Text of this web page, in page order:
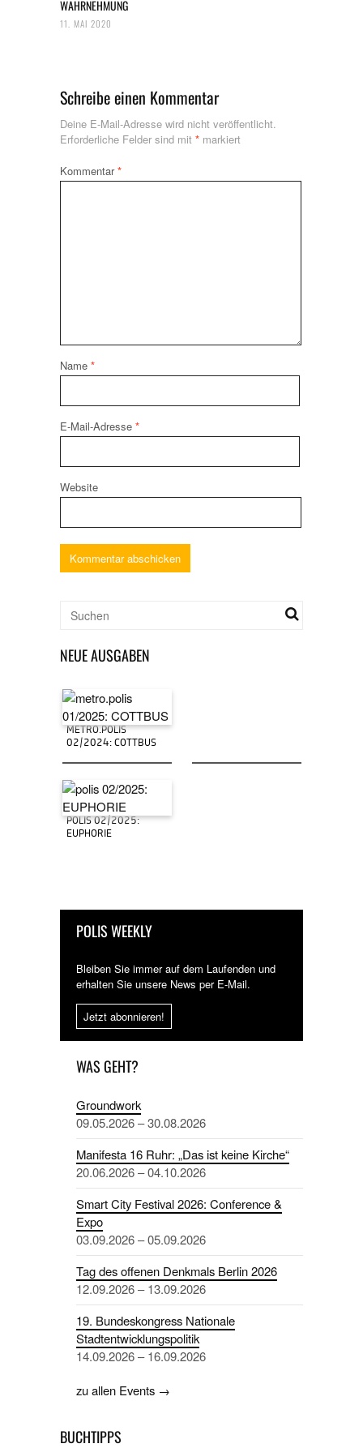
WAHRNEHMUNG
11. MAI 2020
Schreibe einen Kommentar
Deine E-Mail-Adresse wird nicht veröffentlicht.
Erforderliche Felder sind mit * markiert
Kommentar*
Name *
E-Mail-Adresse *
Website
NEUE AUSGABEN
METRO.POLIS
02/2024: COTTBUS
POLIS 02/2025:
EUPHORIE
POLIS WEEKLY
Bleiben Sie immer auf dem Laufenden und
erhalten Sie unsere News per E-Mail.
Jetzt abonnieren!
WAS GEHT?
Groundwork
09.05.2026 – 30.08.2026
Manifesta 16 Ruhr: „Das ist keine Kirche“
20.06.2026 – 04.10.2026
Smart City Festival 2026: Conference &
Expo
03.09.2026 – 05.09.2026
Tag des offenen Denkmals Berlin 2026
12.09.2026 – 13.09.2026
19. Bundeskongress Nationale
Stadtentwicklungspolitik
14.09.2026 – 16.09.2026
zu allen Events →
BUCHTIPPS